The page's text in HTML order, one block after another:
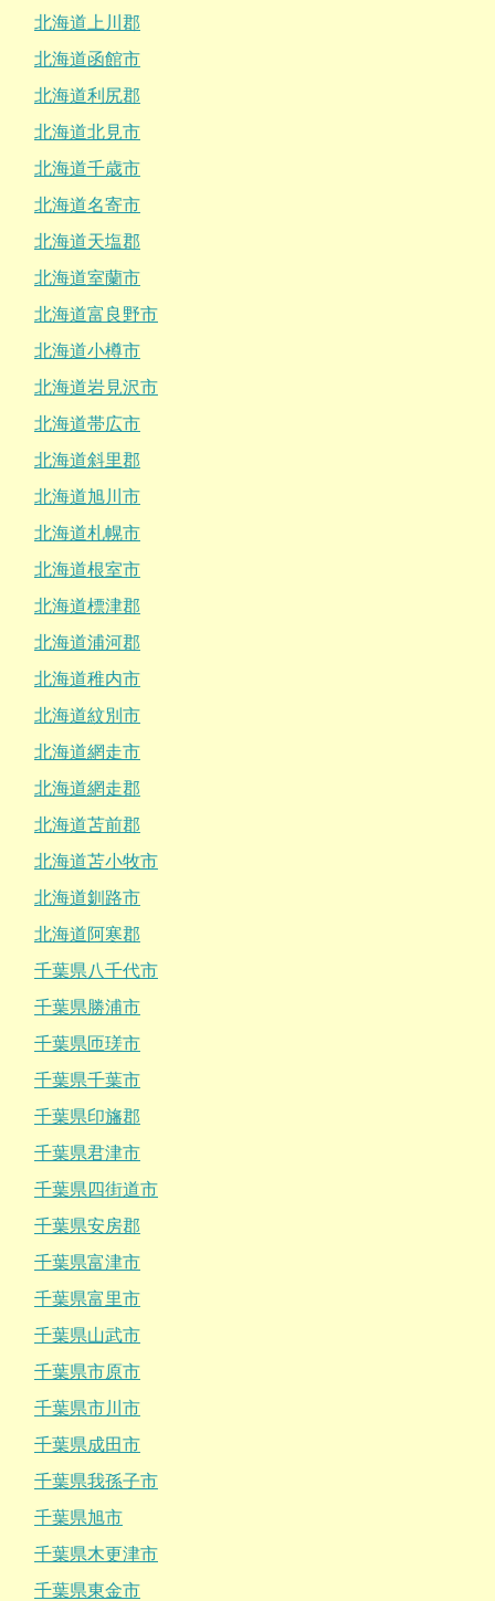
北海道上川郡
北海道函館市
北海道利尻郡
北海道北見市
北海道千歳市
北海道名寄市
北海道天塩郡
北海道室蘭市
北海道富良野市
北海道小樽市
北海道岩見沢市
北海道帯広市
北海道斜里郡
北海道旭川市
北海道札幌市
北海道根室市
北海道標津郡
北海道浦河郡
北海道稚内市
北海道紋別市
北海道網走市
北海道網走郡
北海道苫前郡
北海道苫小牧市
北海道釧路市
北海道阿寒郡
千葉県八千代市
千葉県勝浦市
千葉県匝瑳市
千葉県千葉市
千葉県印旛郡
千葉県君津市
千葉県四街道市
千葉県安房郡
千葉県富津市
千葉県富里市
千葉県山武市
千葉県市原市
千葉県市川市
千葉県成田市
千葉県我孫子市
千葉県旭市
千葉県木更津市
千葉県東金市